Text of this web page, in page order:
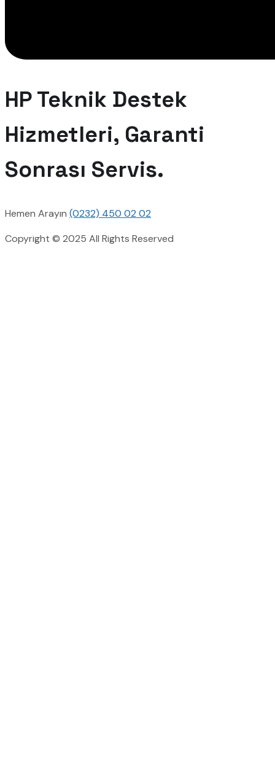
HP Teknik Destek
Hizmetleri, Garanti
Sonrası Servis.
Hemen Arayın (0232) 450 02 02
Copyright © 2025 All Rights Reserved